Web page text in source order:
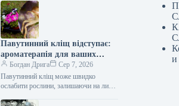
Павутинний кліщ відступає:
ароматерапія для ваших
рослин
Богдан Дрига
Сер 7, 2026
Павутинний кліщ може швидко
ослабити рослини, залишаючи на листі
и